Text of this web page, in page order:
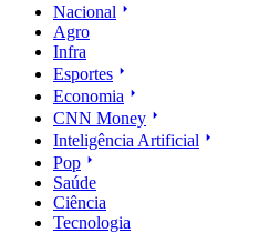
Nacional
Agro
Infra
Esportes
Economia
CNN Money
Inteligência Artificial
Pop
Saúde
Ciência
Tecnologia